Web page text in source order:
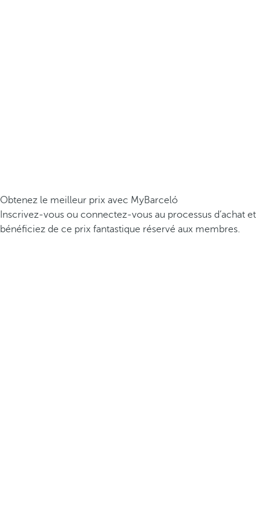
Obtenez le meilleur prix avec MyBarceló
Inscrivez-vous ou connectez-vous au processus d’achat et
bénéficiez de ce prix fantastique réservé aux membres.